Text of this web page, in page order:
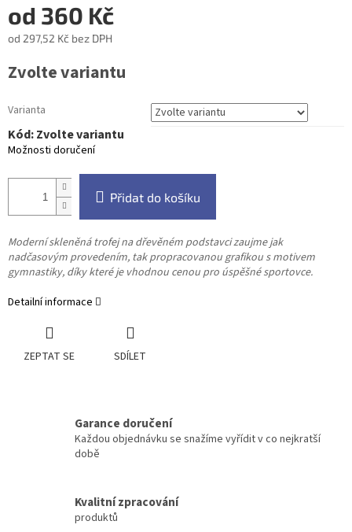
od 360 Kč
od 297,52 Kč bez DPH
cena:
Zvolte variantu
Varianta
Kód:Zvolte variantu
Možnosti doručení
Přidat do košíku
Moderní skleněná trofej na dřevěném podstavci zaujme jak
nadčasovým provedením, tak propracovanou grafikou s motivem
gymnastiky, díky které je vhodnou cenou pro úspěšné sportovce.
Detailní informace
ZEPTAT SE SDÍLET
Garance doručení
Každou objednávku se snažíme vyřídit v co nejkratší
době
Kvalitní zpracování
produktů